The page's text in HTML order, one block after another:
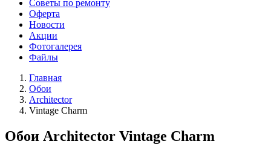
Советы по ремонту
Оферта
Новости
Акции
Фотогалерея
Файлы
Главная
Обои
Architector
Vintage Charm
Обои Architector Vintage Charm